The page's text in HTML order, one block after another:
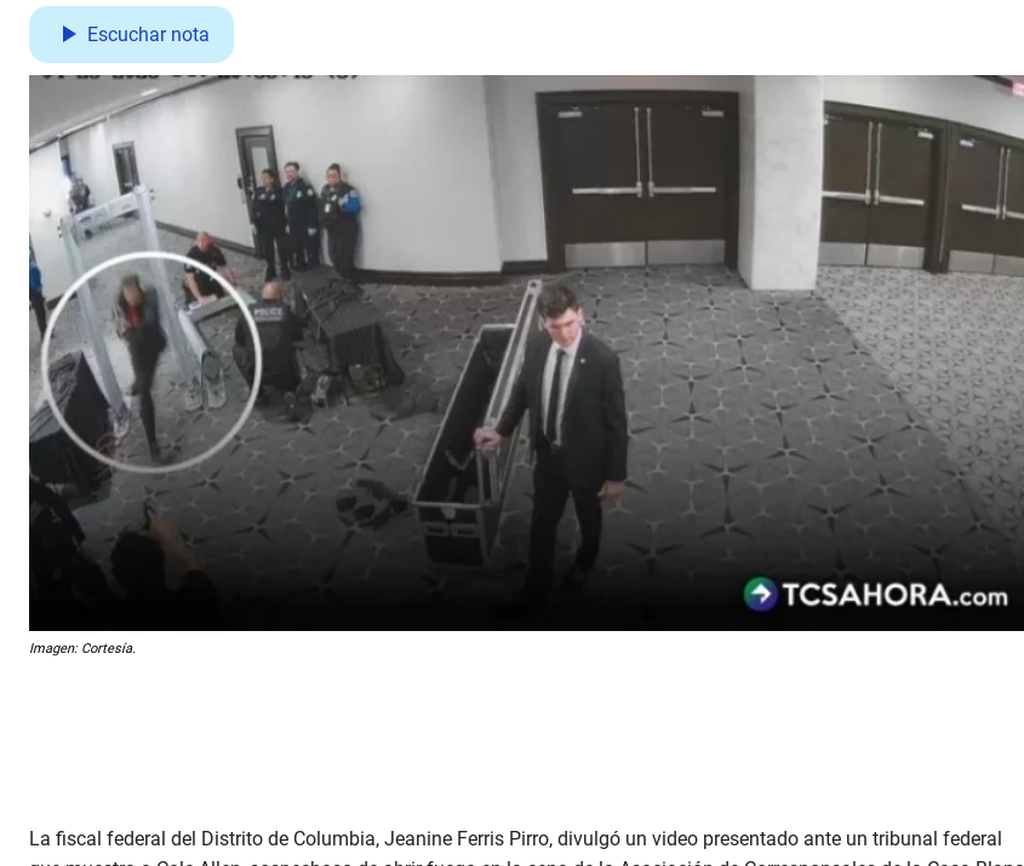
Escuchar nota
Imagen: Cortesía.
La fiscal federal del Distrito de Columbia, Jeanine Ferris Pirro, divulgó un video presentado ante un tribunal federal